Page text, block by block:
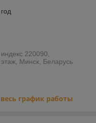
220090,
Минск, Беларусь
график работы